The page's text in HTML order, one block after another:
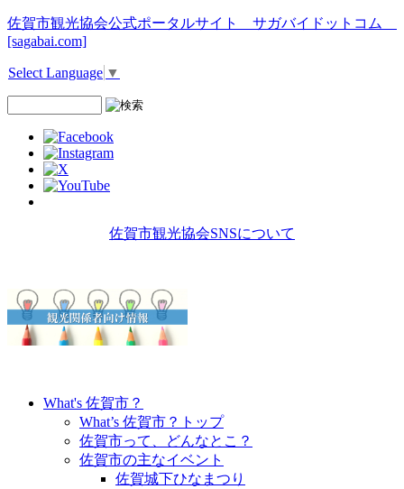
佐賀市観光協会公式ポータルサイト サガバイドットコム
[sagabai.com]
Select Language ▼
佐賀市観光協会SNSについて
What's 佐賀市？
What’s 佐賀市？トップ
佐賀市って、どんなとこ？
佐賀市の主なイベント
佐賀城下ひなまつり